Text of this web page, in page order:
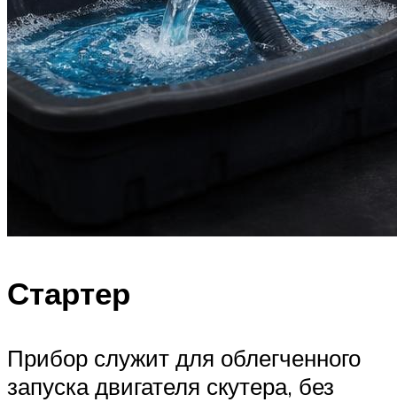
Стартер
Прибор служит для облегченного
запуска двигателя скутера, без